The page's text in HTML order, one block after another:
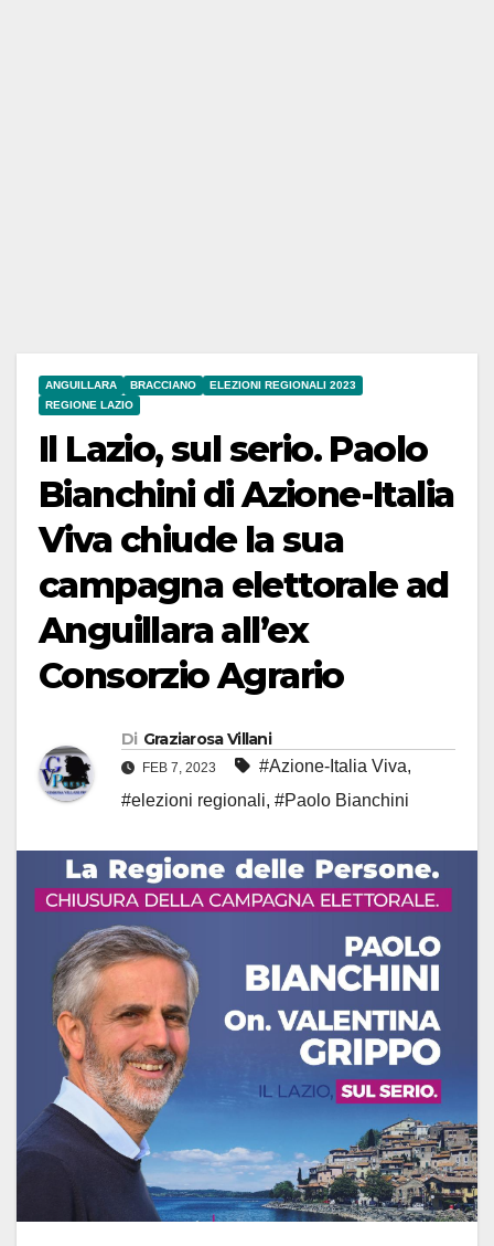
ANGUILLARA BRACCIANO
ELEZIONI REGIONALI 2023
REGIONE LAZIO
Il Lazio, sul serio. Paolo
Bianchini di Azione-Italia
Viva chiude la sua
campagna elettorale ad
Anguillara all’ex
Consorzio Agrario
Di Graziarosa Villani
FEB 7, 2023 #Azione-Italia Viva,
#elezioni regionali, #Paolo Bianchini